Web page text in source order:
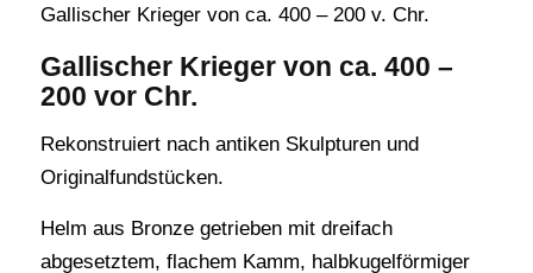
Gallischer Krieger von ca. 400 – 200 v. Chr.
Gallischer Krieger von ca. 400 –
200 vor Chr.
Rekonstruiert nach antiken Skulpturen und
Originalfundstücken.
Helm aus Bronze getrieben mit dreifach
abgesetztem, flachem Kamm, halbkugelförmiger